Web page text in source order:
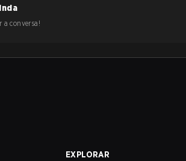
conversa!
EXPLORAR